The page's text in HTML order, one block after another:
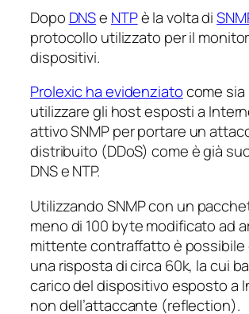
Dopo DNSe NTPè la volta di
protocollo utilizzato per il
dispositivi.
Prolexic ha evidenziatocome
utilizzare gli host esposti a
attivo SNMP per portare un
distribuito (DDoS) come è già
DNS e NTP.
Utilizzando SNMP con un
meno di 100 byte modificato ad
mittente contraffatto è
una risposta di circa 60k, la cui
carico del dispositivo esposto a
non dell’attaccante (reflection).